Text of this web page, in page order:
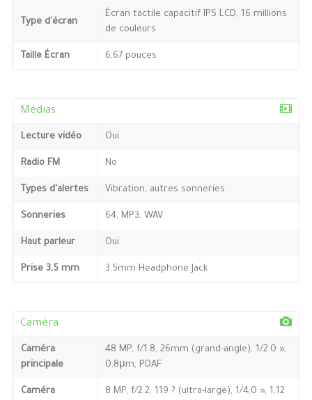
Type d'écran
Écran tactile capacitif IPS LCD, 16 millions
de couleurs
Taille Écran 6,67 pouces
Médias
Lecture vidéo Oui
Radio FM No
Types d'alertes Vibration, autres sonneries
Sonneries 64, MP3, WAV
Haut parleur Oui
Prise 3,5 mm 3.5mm Headphone Jack
Caméra
Caméra
principale
48 MP, f/1.8, 26mm (grand-angle), 1/2.0 »,
0.8μm, PDAF
Caméra
8 MP, f/2.2, 119 ? (ultra-large), 1/4,0 », 1,12